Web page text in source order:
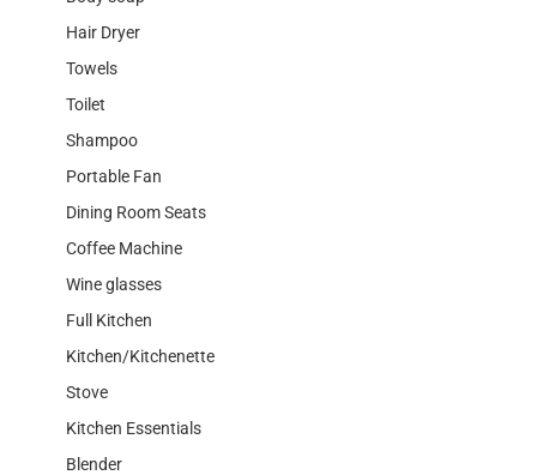
Hair Dryer
Towels
Toilet
Shampoo
Portable Fan
Dining Room Seats
Coffee Machine
Wine glasses
Full Kitchen
Kitchen/Kitchenette
Stove
Kitchen Essentials
Blender